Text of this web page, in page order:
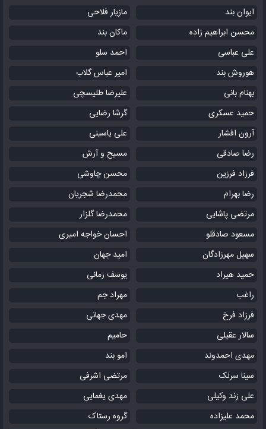
ایوان بند
مازیار فلاحی
محسن ابراهیم زاده
ماکان بند
علی عباسی
احمد سلو
هوروش بند
امیر عباس گلاب
بهنام بانی
علیرضا طلیسچی
حمید عسکری
گرشا رضایی
آرون افشار
علی یاسینی
رضا صادقی
مسیح و آرش
فرزاد فرزین
محسن چاوشی
رضا بهرام
محمدرضا شجریان
مرتضی پاشایی
محمدرضا گلزار
مسعود صادقلو
احسان خواجه امیری
سهیل مهرزادگان
امید جهان
حمید هیراد
یوسف زمانی
راغب
مهراد جم
فرزاد فرخ
مهدی جهانی
سالار عقیلی
حامیم
مهدی احمدوند
امو بند
سینا سرلک
مرتضی اشرفی
علی زند وکیلی
مهدی یغمایی
محمد علیزاده
گروه رستاک